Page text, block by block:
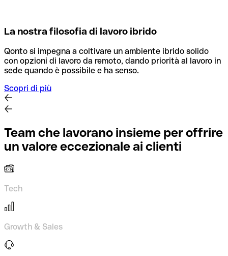
La nostra filosofia di lavoro ibrido
Qonto si impegna a coltivare un ambiente ibrido solido
con opzioni di lavoro da remoto, dando priorità al lavoro in
sede quando è possibile e ha senso.
Scopri di più
Team che lavorano insieme per offrire
un valore eccezionale ai clienti
Tech
Growth & Sales